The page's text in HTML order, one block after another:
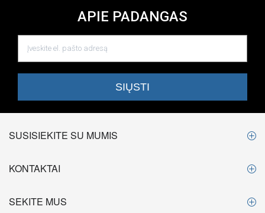
APIE PADANGAS
SUSISIEKITE SU MUMIS
KONTAKTAI
SEKITE MUS